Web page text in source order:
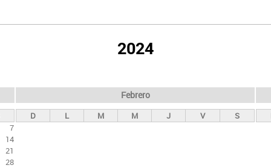
2024
7
14
21
28
Febrero
D L M M J V S